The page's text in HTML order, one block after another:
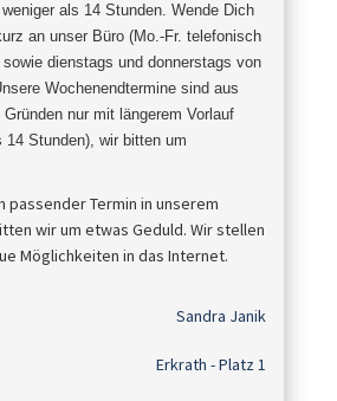
als 14 Stunden. Wende Dich
an unser Büro (Mo.-Fr. telefonisch
dienstags und donnerstags von
Wochenendtermine sind aus
nur mit längerem Vorlauf
14 Stunden), wir bitten um
passender Termin in unserem
wir um etwas Geduld. Wir stellen
Möglichkeiten in das Internet.
Sandra Janik
Erkrath - Platz 1